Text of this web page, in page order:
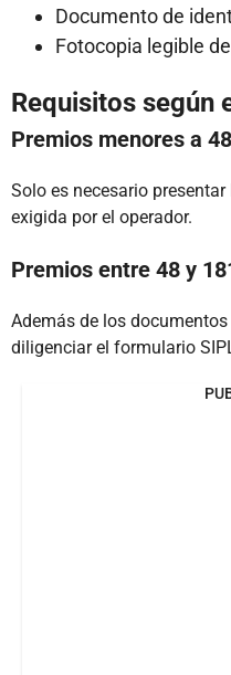
Documento de
Fotocopia legible
Requisitos según
Premios menores a
Solo es necesario
exigida por el operador.
Premios entre 48 y
Además de los
diligenciar el formulario